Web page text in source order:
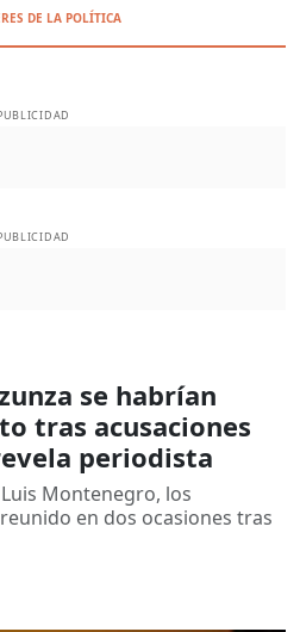
DE LA POLÍTICA
se habrían
tras acusaciones
periodista
Montenegro, los
en dos ocasiones tras